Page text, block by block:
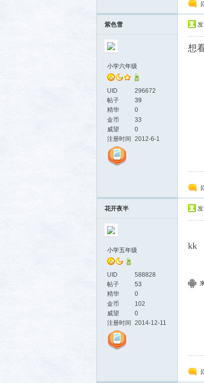
生活
消费
社区
紫色雪
小学六年级
UID
296672
帖子
39
精华
0
金币
33
威望
0
注册时间
2012-6-1
想
花开夜半
小学五年级
UID
588828
帖子
53
精华
0
金币
102
威望
0
注册时间
2014-12-11
kk